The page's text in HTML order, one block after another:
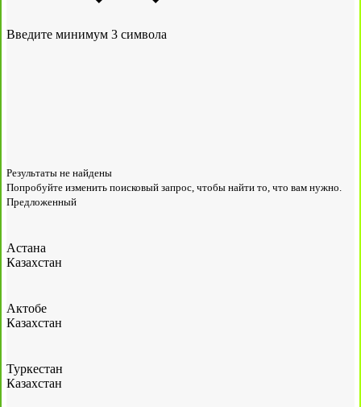
Введите минимум 3 символа
Результаты не найдены
Попробуйте изменить поисковый запрос, чтобы найти то, что вам нужно.
Предложенный
Астана
Казахстан
Актобе
Казахстан
Туркестан
Казахстан